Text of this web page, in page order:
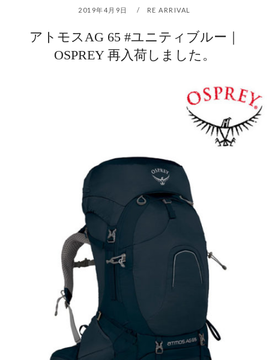
2019年4月9日 RE ARRIVAL
アトモスAG 65 #ユニティブルー｜
OSPREY 再入荷しました。